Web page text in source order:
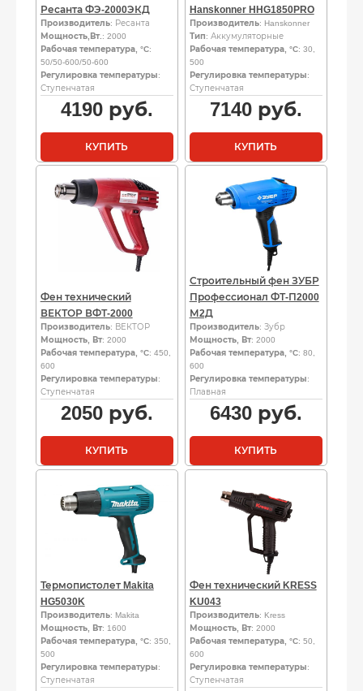
Ресанта ФЭ-2000ЭКД
Производитель: Ресанта
Мощность,Вт. : 2000
Рабочая температура, °C:
50/50-600/50-600
Регулировка температуры:
Ступенчатая
4190руб.
КУПИТЬ
Hanskonner HHG1850PRO
Производитель: Hanskonner
Тип: Аккумуляторные
Рабочая температура, °C: 30,
500
Регулировка температуры:
Ступенчатая
7140руб.
КУПИТЬ
Фен технический
ВЕКТОР ВФТ-2000
Производитель: ВЕКТОР
Мощность, Вт: 2000
Рабочая температура, °C: 450,
600
Регулировка температуры:
Ступенчатая
2050руб.
КУПИТЬ
Строительный фен ЗУБР
Профессионал ФТ-П2000
М2Д
Производитель: Зубр
Мощность, Вт: 2000
Рабочая температура, °C: 80,
600
Регулировка температуры:
Плавная
6430руб.
КУПИТЬ
Термопистолет Makita
HG5030K
Производитель: Makita
Мощность, Вт: 1600
Рабочая температура, °C: 350,
500
Регулировка температуры:
Ступенчатая
Фен технический KRESS
KU043
Производитель: Kress
Мощность, Вт: 2000
Рабочая температура, °C: 50,
600
Регулировка температуры:
Ступенчатая